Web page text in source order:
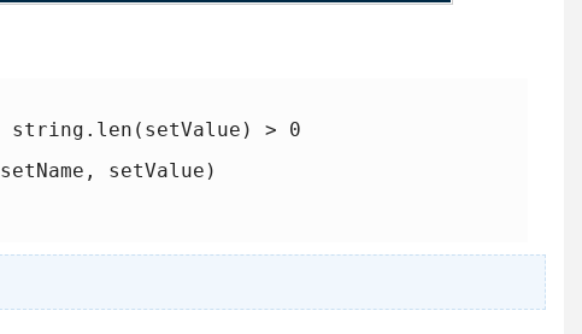
string.len(setValue) > 0
setValue)